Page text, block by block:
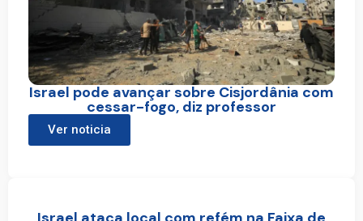
Israel pode avançar sobre Cisjordânia com
cessar-fogo, diz professor
Ver noticia